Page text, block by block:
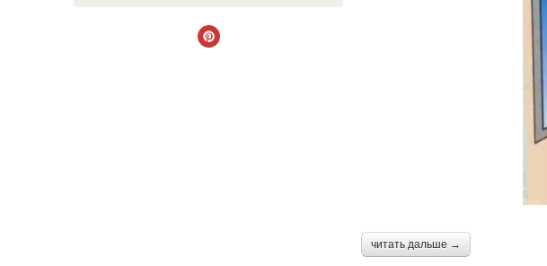
читать дальше →